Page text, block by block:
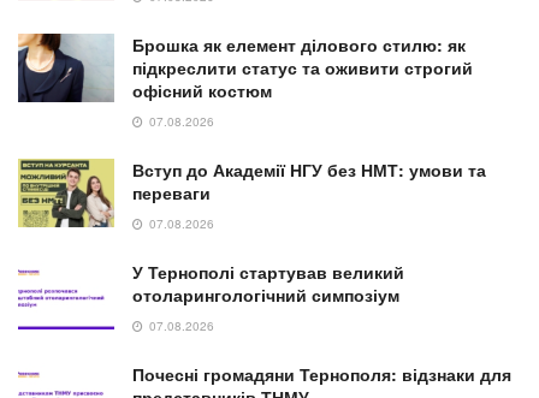
Брошка як елемент ділового стилю: як
підкреслити статус та оживити строгий
офісний костюм
07.08.2026
Вступ до Академії НГУ без НМТ: умови та
переваги
07.08.2026
У Тернополі стартував великий
отоларингологічний симпозіум
07.08.2026
Почесні громадяни Тернополя: відзнаки для